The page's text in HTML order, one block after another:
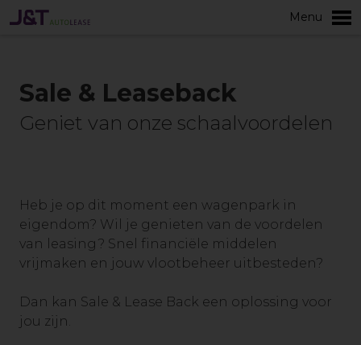
Menu
Sale & Leaseback
Geniet van onze schaalvoordelen
Heb je op dit moment een wagenpark in
eigendom? Wil je genieten van de voordelen
van leasing? Snel financiële middelen
vrijmaken en jouw vlootbeheer uitbesteden?
Dan kan Sale & Lease Back een oplossing voor
jou zijn.